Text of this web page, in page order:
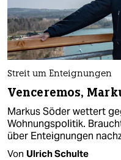
Streit um Enteignungen
Venceremos,
Markus Söder wettert
Wohnungspolitik.
über Enteignungen
Von Ulrich Schulte